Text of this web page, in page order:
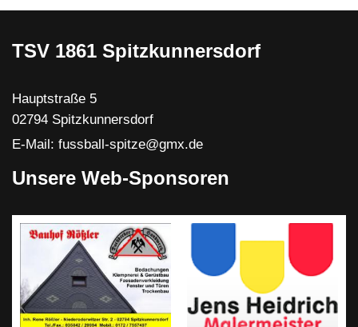
TSV 1861 Spitzkunnersdorf
Hauptstraße 5
02794 Spitzkunnersdorf
E-Mail: fussball-spitze@gmx.de
Unsere Web-Sponsoren